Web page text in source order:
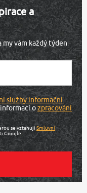
a
vám každý týden
služby informační
ozpracování
se vztahujíSmluvní
Google.